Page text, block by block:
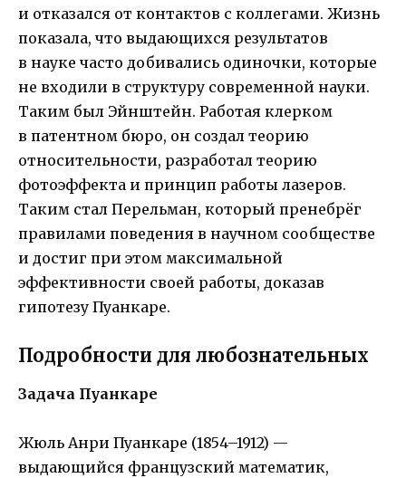
и отказался от контактов с коллегами. Жизнь
показала, что выдающихся результатов
в науке часто добивались одиночки, которые
не входили в структуру современной науки.
Таким был Эйнштейн. Работая клерком
в патентном бюро, он создал теорию
относительности, разработал теорию
фотоэффекта и принцип работы лазеров.
Таким стал Перельман, который пренебрёг
правилами поведения в научном сообществе
и достиг при этом максимальной
эффективности своей работы, доказав
гипотезу Пуанкаре.
Подробности для любознательных
Задача Пуанкаре
Жюль Анри Пуанкаре (1854–1912) —
выдающийся французский математик,